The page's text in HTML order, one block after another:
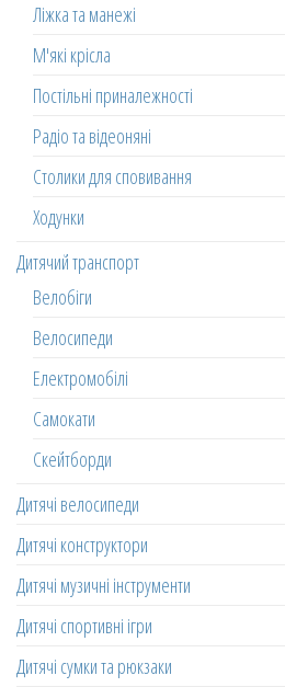
Ліжка та манежі
М'які крісла
Постільні приналежності
Радіо та відеоняні
Столики для сповивання
Ходунки
Дитячий транспорт
Велобіги
Велосипеди
Електромобілі
Самокати
Скейтборди
Дитячі велосипеди
Дитячі конструктори
Дитячі музичні інструменти
Дитячі спортивні ігри
Дитячі сумки та рюкзаки